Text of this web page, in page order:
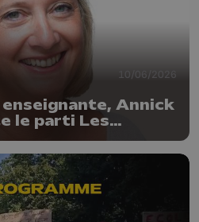
10/06/2026
Annick
le parti Les